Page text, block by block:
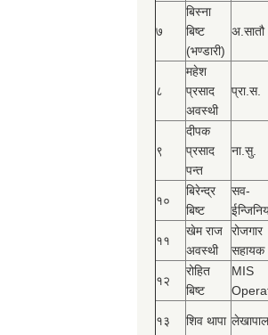
७
बिस्‍ना
बिष्‍ट
(भण्डारी)
अ.सातौ
८
महेश
प्रसाद
अवस्थी
प्रा.स.
९
दीपक
प्रसाद
पन्त
ना.सु.
१०
बिरेन्द्र
बिष्‍ट
सव-
११
खेम राज
अवस्थी
रोजगार
सहायक
१२
रोहित
बिष्‍ट
MIS
१३ शिव थापा लेखापाल